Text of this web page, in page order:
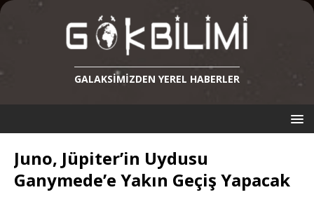
GALAKSIMIZDEN YEREL HABERLER
Juno, Jüpiter’in Uydusu
Ganymede’e Yakın Geçiş Yapacak